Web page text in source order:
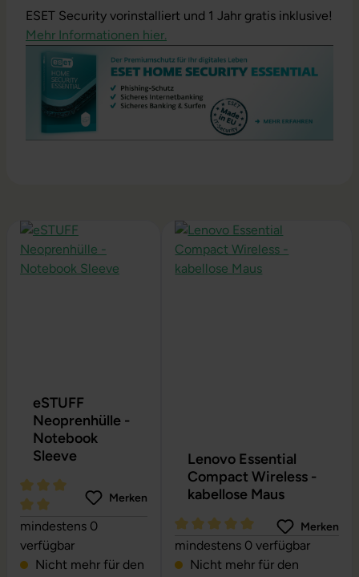
ESET Security vorinstalliert und 1 Jahr gratis inklusive!
Mehr Informationen hier.
Produktgalerie überspringen
eSTUFF
Neoprenhülle -
Notebook
Sleeve
Durchschnittliche Bewertung von 5 von 5 Sternen
Merken
mindestens 0
verfügbar
Nicht mehr für den
Lenovo Essential
Compact Wireless -
kabellose Maus
Durchschnittliche Bewertung
Merken
mindestens 0 verfügbar
Nicht mehr für den